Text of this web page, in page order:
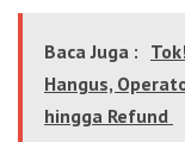
Baca Juga :
Hangus,
hingga Refund